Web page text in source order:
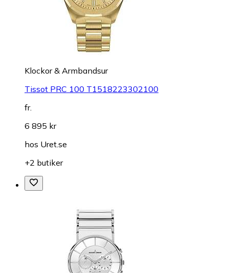
Klockor & Armbandsur
Tissot PRC 100 T1518223302100
fr.
6 895 kr
hos Uret.se
+2 butiker